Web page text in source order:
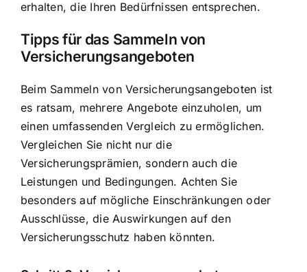
erhalten, die Ihren Bedürfnissen entsprechen.
Tipps für das Sammeln von
Versicherungsangeboten
Beim Sammeln von Versicherungsangeboten ist
es ratsam, mehrere Angebote einzuholen, um
einen umfassenden Vergleich zu ermöglichen.
Vergleichen Sie nicht nur die
Versicherungsprämien, sondern auch die
Leistungen und Bedingungen. Achten Sie
besonders auf mögliche Einschränkungen oder
Ausschlüsse, die Auswirkungen auf den
Versicherungsschutz haben könnten.